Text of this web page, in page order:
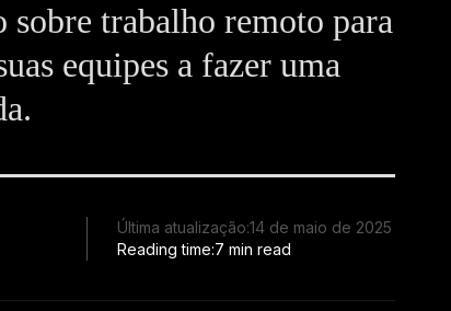
sobre trabalho remoto para
equipes a fazer uma
Última atualização:14 de maio de 2025
Reading time:7 min read